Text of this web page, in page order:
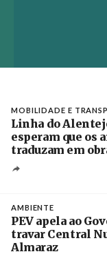
MOBILIDADE E
Linha do
esperam que os
traduzam em
AMBIENTE
PEV apela ao
travar Central
Almaraz